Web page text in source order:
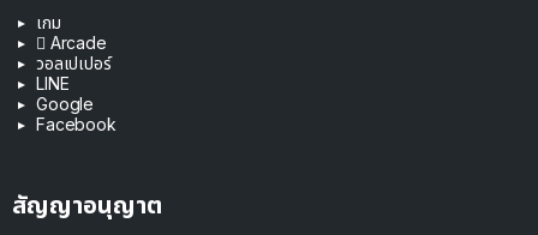
เกม
 Arcade
วอลเปเปอร์
LINE
Google
Facebook
สัญญาอนุญาต